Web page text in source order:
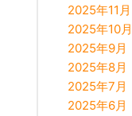
2025年11月
2025年10月
2025年9月
2025年8月
2025年7月
2025年6月